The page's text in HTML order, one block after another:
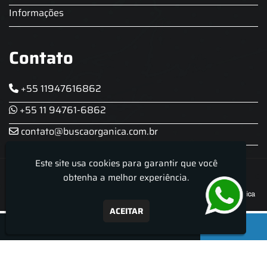
Informações
Contato
+55 11947616862
+55 11 94761-6862
contato@buscaorganica.com.br
Roda do Chopp - Aluguel De Chopeira
Este site usa cookies para garantir que você
obtenha a melhor experiência.
ACEITAR